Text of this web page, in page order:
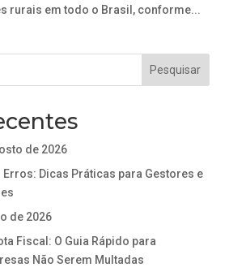
rurais em todo o Brasil, conforme...
de 2026
Erros: Dicas Práticas para Gestores e
de 2026
Fiscal: O Guia Rápido para
Não Serem Multadas